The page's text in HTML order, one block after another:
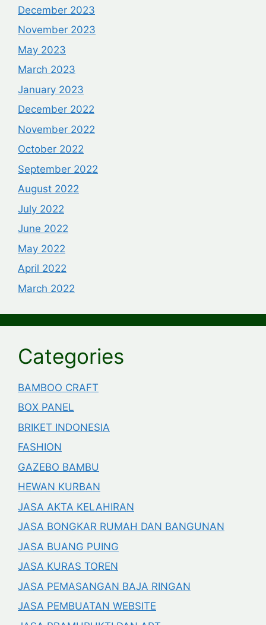
December 2023
November 2023
May 2023
March 2023
January 2023
December 2022
November 2022
October 2022
September 2022
August 2022
July 2022
June 2022
May 2022
April 2022
March 2022
Categories
BAMBOO CRAFT
BOX PANEL
BRIKET INDONESIA
FASHION
GAZEBO BAMBU
HEWAN KURBAN
JASA AKTA KELAHIRAN
JASA BONGKAR RUMAH DAN BANGUNAN
JASA BUANG PUING
JASA KURAS TOREN
JASA PEMASANGAN BAJA RINGAN
JASA PEMBUATAN WEBSITE